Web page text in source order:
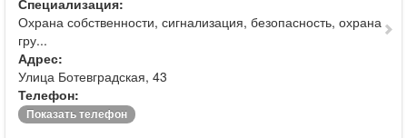
Специализация:
Охрана собственности, сигнализация, безопасность, охрана
гру...
Адрес:
Улица Ботевградская, 43
Телефон:
Показать телефон